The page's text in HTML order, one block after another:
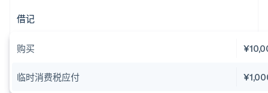
借记
购买
临时消费税应付